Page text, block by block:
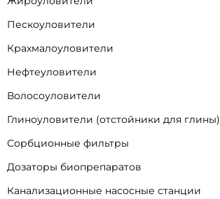
Пескоуловители
Крахмалоуловители
Нефтеуловители
Волосоуловители
Глиноуловители (отстойники для глины)
Сорбционные фильтры
Дозаторы биопрепаратов
Канализационные насосные станции